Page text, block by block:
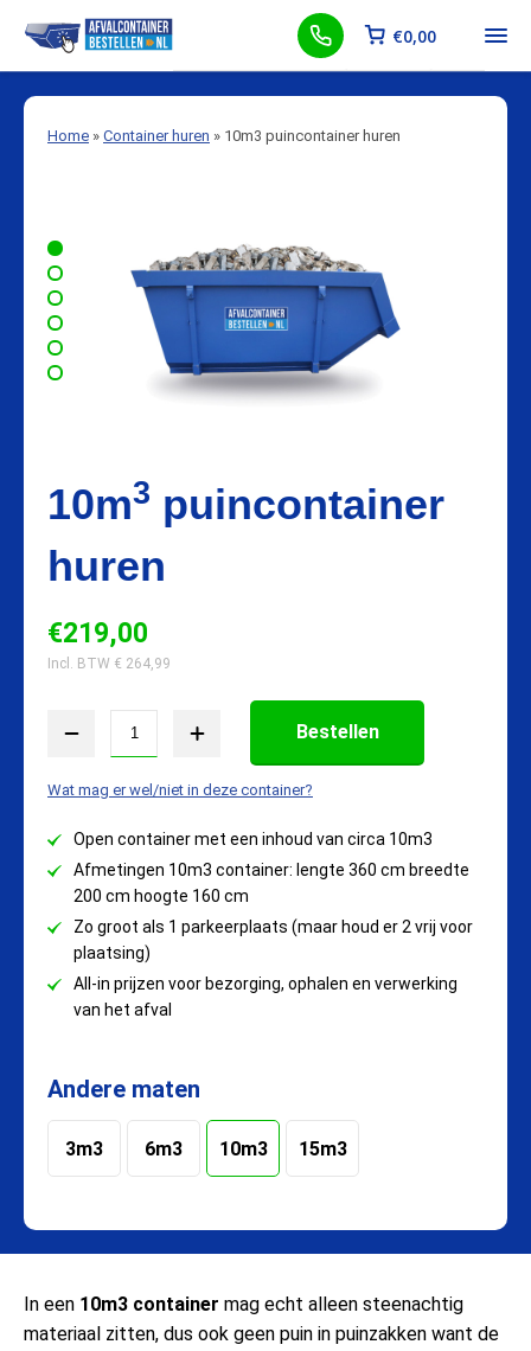
€0,00
Home » Container huren » 10m3 puincontainer huren
10m3 puincontainer
huren
Open container met een inhoud van circa 10m3
Afmetingen 10m3 container: lengte 360 cm breedte
200 cm hoogte 160 cm
Zo groot als 1 parkeerplaats (maar houd er 2 vrij voor
plaatsing)
All-in prijzen voor bezorging, ophalen en verwerking
van het afval
Andere maten
3m3 6m3 10m3 15m3
€219,00
Incl. BTW € 264,99
Bestellen
Wat mag er wel/niet in deze container?
In een 10m3 container mag echt alleen steenachtig
materiaal zitten, dus ook geen puin in puinzakken want de